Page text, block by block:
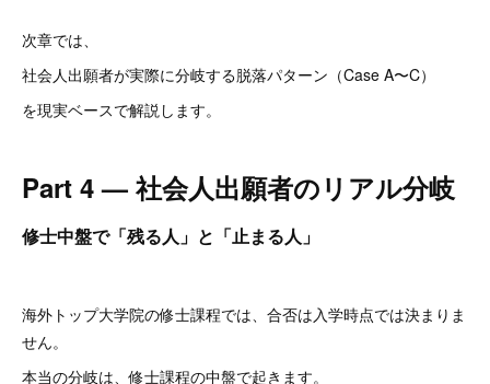
次章では、
社会人出願者が実際に分岐する脱落パターン（Case A〜C）
を現実ベースで解説します。
Part 4 — 社会人出願者のリアル分岐
修士中盤で「残る人」と「止まる人」
海外トップ大学院の修士課程では、合否は入学時点では決まりま
せん。
本当の分岐は、修士課程の中盤で起きます。